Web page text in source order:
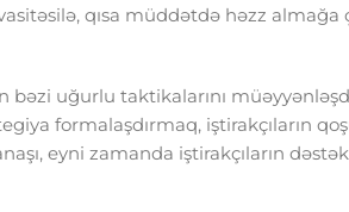
qısa müddətdə həzz almağa
bəzi uğurlu taktikalarını
formalaşdırmaq, iştirakçıların
eyni zamanda iştirakçıların